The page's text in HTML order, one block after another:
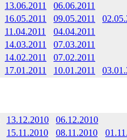
13.06.2011
06.06.2011
16.05.2011 09.05.2011
11.04.2011
04.04.2011
14.03.2011
07.03.2011
14.02.2011
07.02.2011
17.01.2011 10.01.2011
13.12.2010
06.12.2010
15.11.2010 08.11.2010